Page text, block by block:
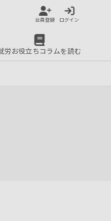
会員登録 ログイン
労お役立ちコラムを読む